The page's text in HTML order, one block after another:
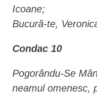
Icoane;
Bucură-te,
Condac 10
Pogorându-Se
neamul omenesc,